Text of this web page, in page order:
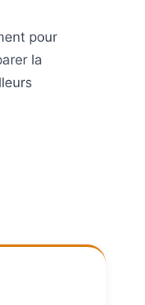
pour
la